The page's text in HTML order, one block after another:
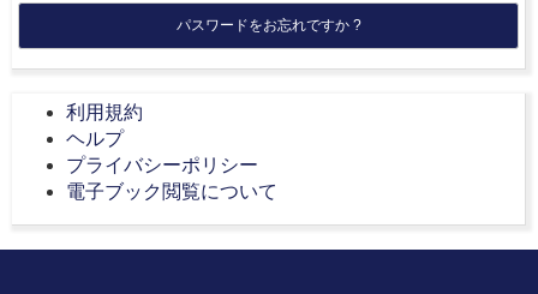
パスワードをお忘れですか ?
利用規約
ヘルプ
プライバシーポリシー
電子ブック閲覧について